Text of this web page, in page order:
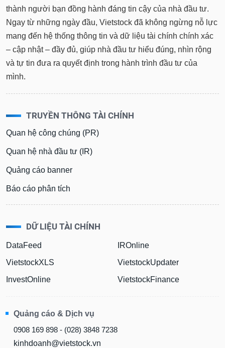
thành người bạn đồng hành đáng tin cậy của nhà đầu tư.
Ngay từ những ngày đầu, Vietstock đã không ngừng nỗ lực
mang đến hệ thống thông tin và dữ liệu tài chính chính xác
– cập nhật – đầy đủ, giúp nhà đầu tư hiểu đúng, nhìn rộng
và tự tin đưa ra quyết định trong hành trình đầu tư của
mình.
TRUYỀN THÔNG TÀI CHÍNH
Quan hệ công chúng (PR)
Quan hệ nhà đầu tư (IR)
Quảng cáo banner
Báo cáo phân tích
DỮ LIỆU TÀI CHÍNH
DataFeed
VietstockXLS
InvestOnline
IROnline
VietstockUpdater
VietstockFinance
Quảng cáo & Dịch vụ
0908 169 898 - (028) 3848 7238
kinhdoanh@vietstock.vn